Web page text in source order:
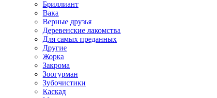
Бриллиант
Вака
Верные друзья
Деревенские лакомства
Для самых преданных
Другие
Жорка
Закрома
Зоогурман
Зубочистики
Каскад